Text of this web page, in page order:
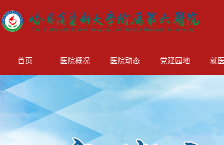
首页 医院概况 医院动态 党建园地 就